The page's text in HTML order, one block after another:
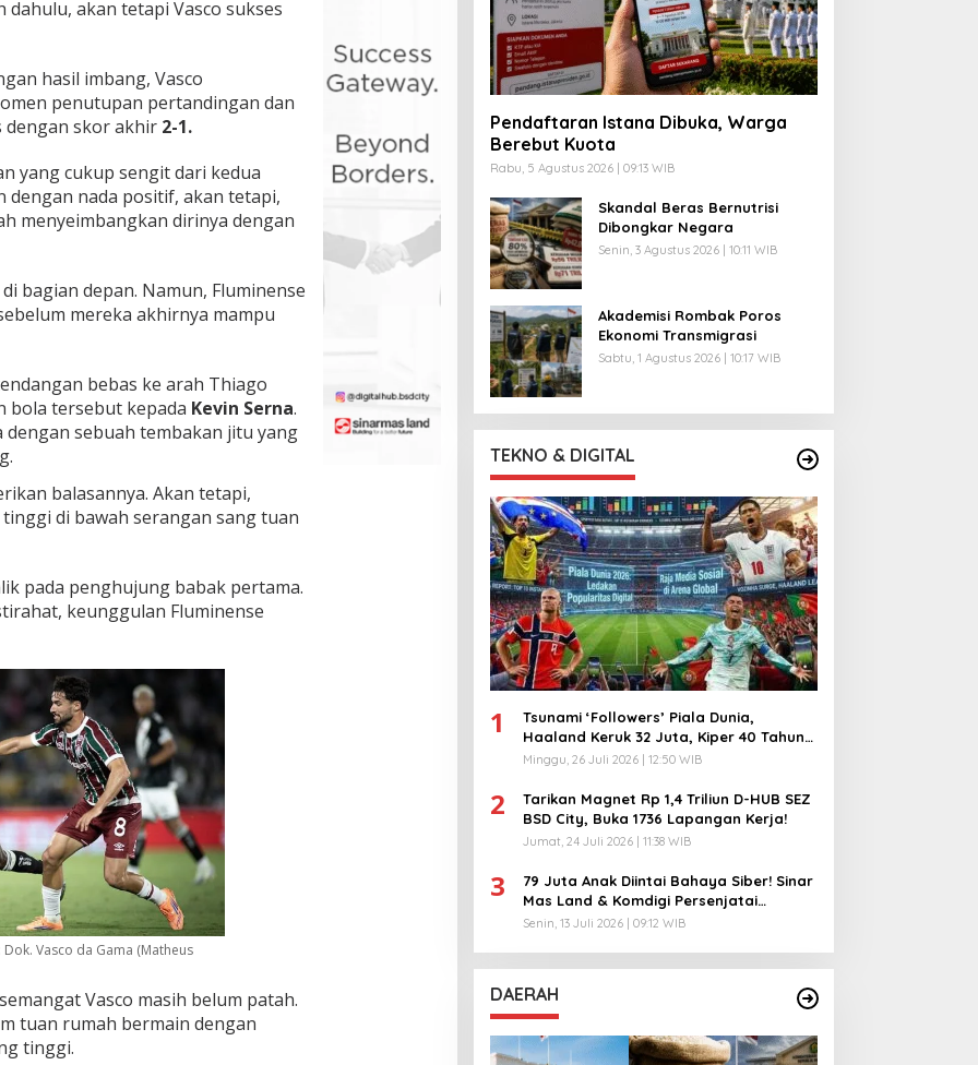
akan tetapi Vasco sukses
hasil imbang, Vasco
penutupan pertandingan dan
dengan skor akhir 2-1.
yang cukup sengit dari kedua
dengan nada positif, akan tetapi,
menyeimbangkan dirinya dengan
bagian depan. Namun, Fluminense
mereka akhirnya mampu
bebas ke arah Thiago
bola tersebut kepada Kevin Serna.
dengan sebuah tembakan jitu yang
balasannya. Akan tetapi,
di bawah serangan sang tuan
pada penghujung babak pertama.
keunggulan Fluminense
Vasco da Gama (Matheus
Vasco masih belum patah.
tuan rumah bermain dengan
tinggi.
Pendaftaran Istana Dibuka, Warga
Berebut Kuota
Rabu, 5 Agustus 2026 | 09:13 WIB
Skandal Beras Bernutrisi
Dibongkar Negara
Senin, 3 Agustus 2026 | 10:11 WIB
Akademisi Rombak Poros
Ekonomi Transmigrasi
Sabtu, 1 Agustus 2026 | 10:17 WIB
TEKNO & DIGITAL
1
Tsunami ‘Followers’ Piala Dunia,
Haaland Keruk 32 Juta, Kiper 40 Tahun
Bikin Geger!
Minggu, 26 Juli 2026 | 12:50 WIB
2
Tarikan Magnet Rp 1,4 Triliun D-HUB SEZ
BSD City, Buka 1736 Lapangan Kerja!
Jumat, 24 Juli 2026 | 11:38 WIB
3
79 Juta Anak Diintai Bahaya Siber! Sinar
Mas Land & Komdigi Persenjatai
Ratusan Guru!
Senin, 13 Juli 2026 | 09:12 WIB
DAERAH